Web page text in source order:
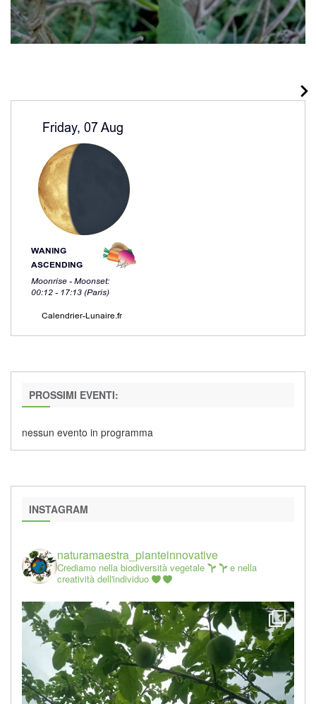
PROSSIMI EVENTI:
nessun evento in programma
INSTAGRAM
naturamaestra_pianteinnovative
Crediamo nella biodiversità vegetale
e nella
creatività dell'individuo